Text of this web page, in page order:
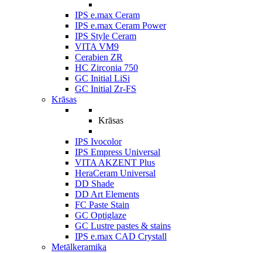
IPS e.max Ceram
IPS e.max Ceram Power
IPS Style Ceram
VITA VM9
Cerabien ZR
HC Zirconia 750
GC Initial LiSi
GC Initial Zr-FS
Krāsas
Krāsas
IPS Ivocolor
IPS Empress Universal
VITA AKZENT Plus
HeraCeram Universal
DD Shade
DD Art Elements
FC Paste Stain
GC Optiglaze
GC Lustre pastes & stains
IPS e.max CAD Crystall
Metālkeramika